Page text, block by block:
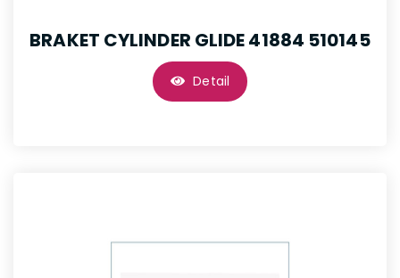
BRAKET CYLINDER GLIDE 41884 510145
Detail